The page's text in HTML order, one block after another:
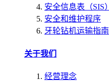
安全信息表（SIS）
安全和维护程序
牙轮钻机运输指南
关于我们
经营理念